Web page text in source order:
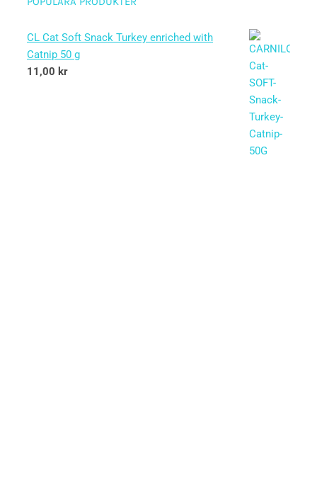
CL Cat Soft Snack Turkey enriched with
Catnip 50 g
11,00 kr